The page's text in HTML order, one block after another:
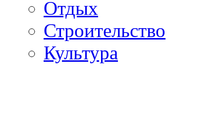
Отдых
Строительство
Культура